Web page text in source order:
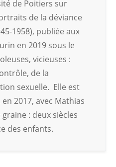
de Poitiers sur
de la déviance
1958), publiée aux
en 2019 sous le
vicieuses :
de la
sexuelle. Elle est
2017, avec Mathias
: deux siècles
des enfants.